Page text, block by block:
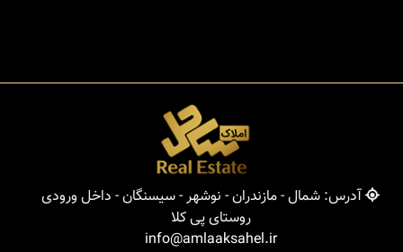
آدرس: شمال - مازندران - نوشهر - سیسنگان - داخل ورودی
روستای پی کلا
info@amlaaksahel.ir